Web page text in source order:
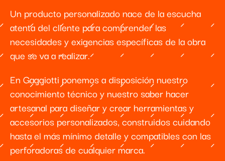
Un producto personalizado nace de la escucha
atenta del cliente para comprender las
necesidades y exigencias específicas de la obra
que se va a realizar.
En Gaggiotti ponemos a disposición nuestro
conocimiento técnico y nuestro saber hacer
artesanal para diseñar y crear herramientas y
accesorios personalizados, construidos cuidando
hasta el más mínimo detalle y compatibles con las
perforadoras de cualquier marca.